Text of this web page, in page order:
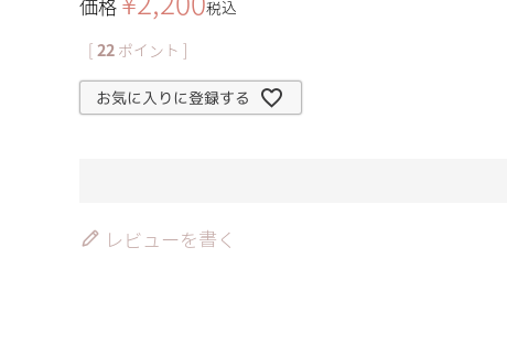
価格 税込
22 ポイント ]
お気に入りに登録する
レビューを書く